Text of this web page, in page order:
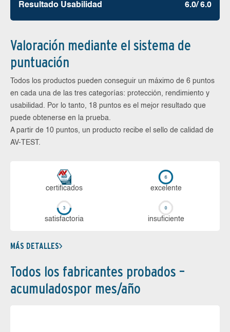
Resultado Usabilidad 6.0/ 6.0
Valoración mediante el sistema de
puntuación
Todos los productos pueden conseguir un máximo de 6 puntos
en cada una de las tres categorías: protección, rendimiento y
usabilidad. Por lo tanto, 18 puntos es el mejor resultado que
puede obtenerse en la prueba.
A partir de 10 puntos, un producto recibe el sello de calidad de
AV-TEST.
certi­ficados ex­ce­len­te
sa­tis­fac­to­ria in­su­fi­cien­te
MÁS DETALLES
Todos los fabricantes probados –
acumuladospor mes/año